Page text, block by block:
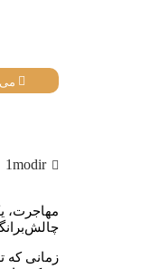
می 31, 2025
1modir
مهاجرت،
زمانی که